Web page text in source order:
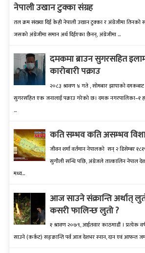
नेपाली उखान टुक्का संग्रह
तल क्रम संख्‍या दिई केही नेपाली उखान टुक्‍का र अंग्रेजीमा तिनको
जसको अंग्रेजीमा समान अर्थ दिईएका छैनन्, अंग्रेजीमा ...
दमकमा ब्राउन सुगरसहित
कारोबारी पक्राउ
२०८३ श्रावण ४ गते , सोमबार झापाको दमकबाट
सुगरसहित एक जनालाई पक्राउ गरेको छ। दमक नगरपालिका–१
...
कति सम्भव कति असम्भव
जीवन शर्मा वर्तमान नेपालको सन् २ डिसेम्बर
सुगौली सन्धि पछि, अंग्रेजले तात्कालिन नेपाल
मध्य...
आज साउने संक्रान्ति अर्थात्
कसरी फालिन्छ लुतो ?
१ श्रावण २०७९, आईतवार काठमाडौं । प्रत्येक
साउने (कर्कट) सङ्क्रान्ति पर्व आज देशभर स्नान, दान एवं आफन्त